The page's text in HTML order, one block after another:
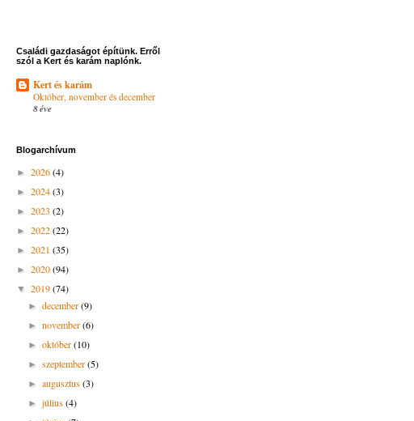
Családi gazdaságot építünk. Erről
szól a Kert és karám naplónk.
Kert és karám
Október, november és december
8 éve
Blogarchívum
► 2026(4)
► 2024(3)
► 2023 (2)
► 2022(22)
► 2021 (35)
► 2020(94)
▼ 2019(74)
►december(9)
►november(6)
►október(10)
►szeptember(5)
►augusztus(3)
►július(4)